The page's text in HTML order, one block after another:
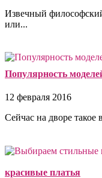
Извечный
или...
Популярность
12 февраля 2016
Сейчас на дворе такое
красивые платья